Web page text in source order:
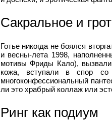
Сакральное и
Готье никогда не боялся
и весны-лета 1998,
мотивы Фриды Кало), вызвали
кожа, вступали в спор
многоконфессиональный
ли это храбрый коллаж или
Ринг как подиум